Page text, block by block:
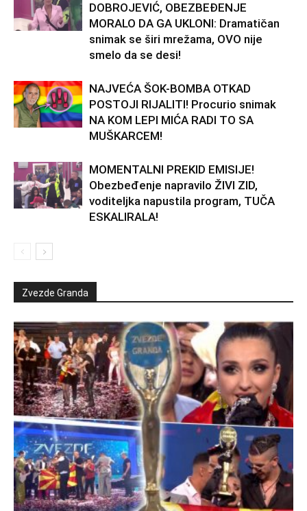
DOBROJEVIĆ, OBEZBEĐENJE
MORALO DA GA UKLONI: Dramatičan
snimak se širi mrežama, OVO nije
smelo da se desi!
NAJVEĆA ŠOK-BOMBA OTKAD
POSTOJI RIJALITI! Procurio snimak
NA KOM LEPI MIĆA RADI TO SA
MUŠKARCEM!
MOMENTALNI PREKID EMISIJE!
Obezbeđenje napravilo ŽIVI ZID,
voditeljka napustila program, TUČA
ESKALIRALA!
Zvezde Granda